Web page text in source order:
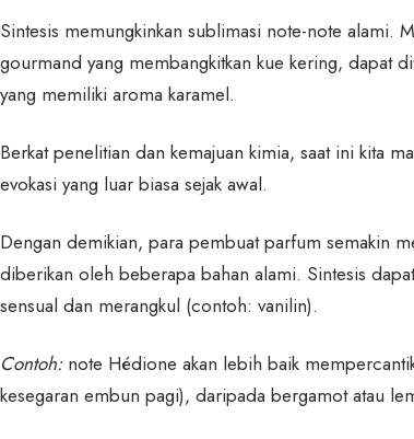
Sintesis memungkinkan sublimasi note-note alami.
gourmand yang membangkitkan kue kering, dapat
yang memiliki aroma karamel.
Berkat penelitian dan kemajuan kimia, saat ini kita
evokasi yang luar biasa sejak awal.
Dengan demikian, para pembuat parfum semakin
diberikan oleh beberapa bahan alami. Sintesis
sensual dan merangkul (contoh: vanilin).
Contoh:note Hédione akan lebih baik
kesegaran embun pagi), daripada bergamot atau